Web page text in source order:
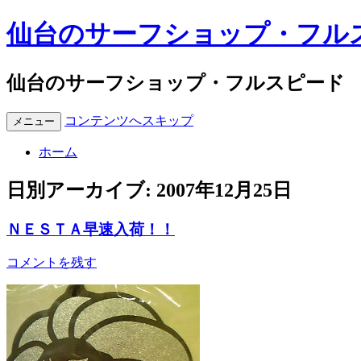
仙台のサーフショップ・フル
仙台のサーフショップ・フルスピード
メニュー コンテンツへスキップ
ホーム
日別アーカイブ: 2007年12月25日
ＮＥＳＴＡ早速入荷！！
コメントを残す